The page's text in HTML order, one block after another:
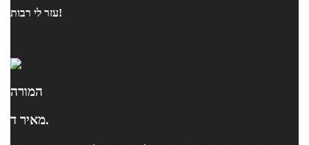
עזר לי רבות!
המורה
מאיר ד.